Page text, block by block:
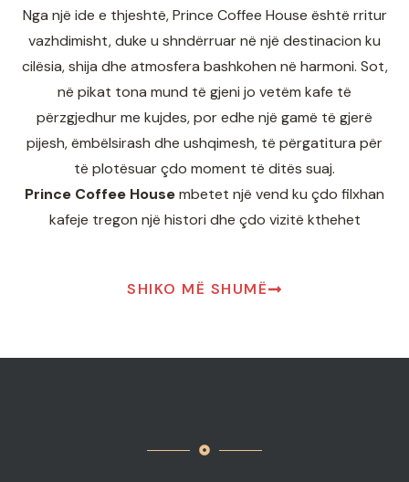
Nga një ide e thjeshtë, Prince Coffee House është rritur
vazhdimisht, duke u shndërruar në një destinacion ku
cilësia, shija dhe atmosfera bashkohen në harmoni. Sot,
në pikat tona mund të gjeni jo vetëm kafe të
përzgjedhur me kujdes, por edhe një gamë të gjerë
pijesh, ëmbëlsirash dhe ushqimesh, të përgatitura për
të plotësuar çdo moment të ditës suaj.
Prince Coffee Housembetet një vend ku çdo filxhan
kafeje tregon një histori dhe çdo vizitë kthehet
SHIKO MË SHUMË